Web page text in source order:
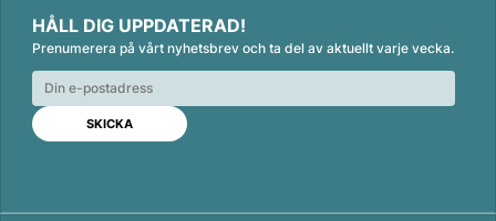
n
k
e
d
n
c
e
b
o
o
k
a
i
l
HÅLL DIG UPPDATERAD!
Prenumerera på vårt nyhetsbrev och ta del av aktuellt varje vecka.